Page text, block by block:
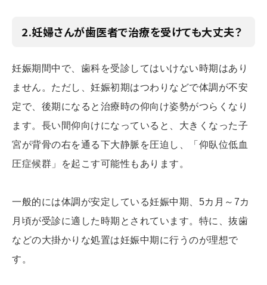
2.妊婦さんが歯医者で治療を受けても大丈夫？
妊娠期間中で、歯科を受診してはいけない時期はあり
ません。ただし、妊娠初期はつわりなどで体調が不安
定で、後期になると治療時の仰向け姿勢がつらくなり
ます。長い間仰向けになっていると、大きくなった子
宮が背骨の右を通る下大静脈を圧迫し、「仰臥位低血
圧症候群」を起こす可能性もあります。
一般的には体調が安定している妊娠中期、5カ月～7カ
月頃が受診に適した時期とされています。特に、抜歯
などの大掛かりな処置は妊娠中期に行うのが理想で
す。